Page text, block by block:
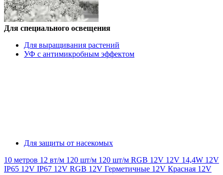
Для специального освещения
Для выращивания растений
УФ с антимикробным эффектом
Для защиты от насекомых
10 метров 12 вт/м 120 шт/м 120 шт/м RGB 12V 12V 14,4W 12V
IP65 12V IP67 12V RGB 12V Герметичные 12V Красная 12V